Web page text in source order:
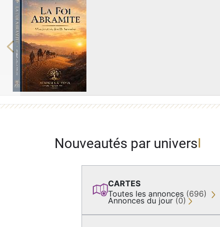
Previous
Nouveautés par univers
CARTES
Toutes les annonces (696)
Annonces du jour (0)